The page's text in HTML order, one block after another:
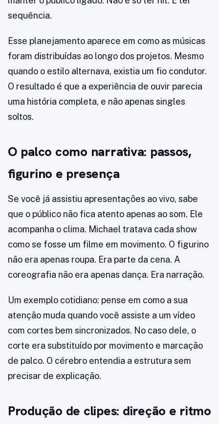
sequência.
Esse planejamento aparece em como as músicas
foram distribuídas ao longo dos projetos. Mesmo
quando o estilo alternava, existia um fio condutor.
O resultado é que a experiência de ouvir parecia
uma história completa, e não apenas singles
soltos.
O palco como narrativa: passos,
figurino e presença
Se você já assistiu apresentações ao vivo, sabe
que o público não fica atento apenas ao som. Ele
acompanha o clima. Michael tratava cada show
como se fosse um filme em movimento. O figurino
não era apenas roupa. Era parte da cena. A
coreografia não era apenas dança. Era narração.
Um exemplo cotidiano: pense em como a sua
atenção muda quando você assiste a um vídeo
com cortes bem sincronizados. No caso dele, o
corte era substituído por movimento e marcação
de palco. O cérebro entendia a estrutura sem
precisar de explicação.
Produção de clipes: direção e ritmo